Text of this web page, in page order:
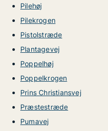
Pilehøj
Pilekrogen
Pistolstræde
Plantagevej
Poppelhøj
Poppelkrogen
Prins Christiansvej
Præstestræde
Pumavej